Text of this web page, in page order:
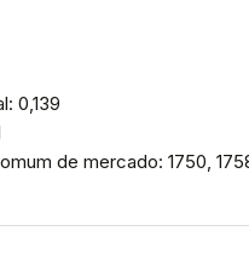
0,139
de mercado: 1750,